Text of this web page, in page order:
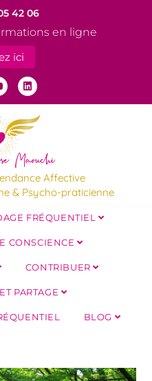
42 06
en ligne
ici
Affective
& Psycho-praticienne
FRÉQUENTIEL
CONSCIENCE
CONTRIBUER
PARTAGE
BLOG